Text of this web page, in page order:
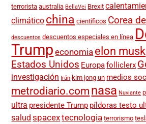
terrorista australia BellaVei Brexit
climático china científicos Corea
descuentos descuentos especiales en línea
Trump economia elon musk
Estados Unidos Europafolliclerx
investigación Irán kim jong un medios
metrodiario.com nasa Nuviante
ultra presidente Trump píldoras testo
salud spacextecnologia terrorismo